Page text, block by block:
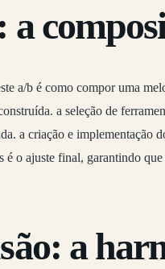
a
a/b é como compor uma
a seleção de
a criação e implementação
é o ajuste final, garantindo
a